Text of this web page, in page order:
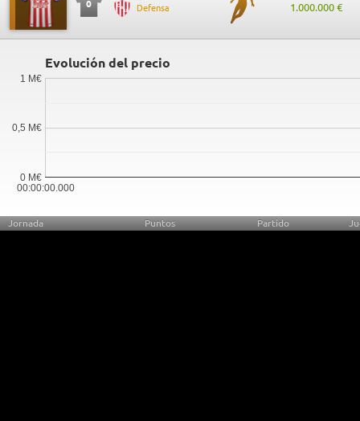
0 Defensa 1.000.000 €
Evolución del precio
00:00:00.000
0 M€
0,5 M€
1 M€
Jornada Puntos Partido